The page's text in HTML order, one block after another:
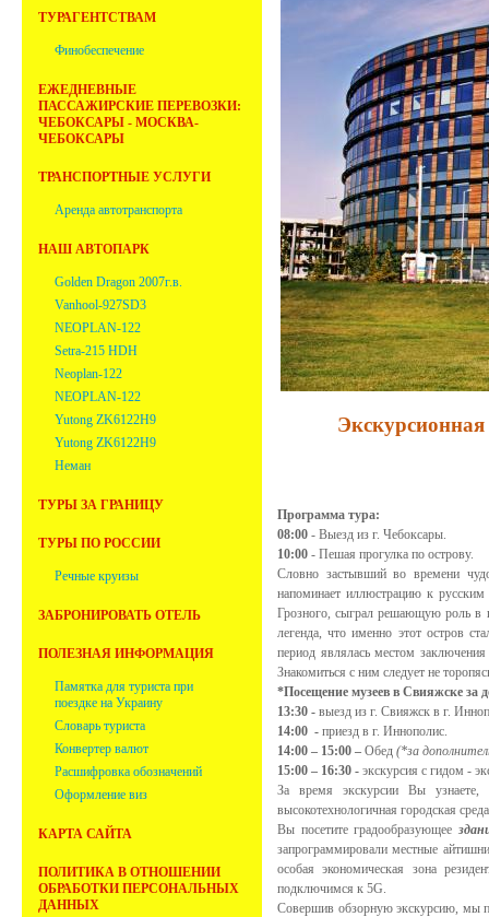
ТУРАГЕНТСТВАМ
Финобеспечение
ЕЖЕДНЕВНЫЕ
ПАССАЖИРСКИЕ ПЕРЕВОЗКИ:
ЧЕБОКСАРЫ - МОСКВА-
ЧЕБОКСАРЫ
ТРАНСПОРТНЫЕ УСЛУГИ
Аренда автотранспорта
НАШ АВТОПАРК
Golden Dragon 2007г.в.
Vanhool-927SD3
NEOPLAN-122
Setra-215 HDH
Neoplan-122
NEOPLAN-122
Yutong ZK6122H9
Yutong ZK6122H9
Неман
ТУРЫ ЗА ГРАНИЦУ
ТУРЫ ПО РОССИИ
Речные круизы
ЗАБРОНИРОВАТЬ ОТЕЛЬ
ПОЛЕЗНАЯ ИНФОРМАЦИЯ
Памятка для туриста при
поездке на Украину
Словарь туриста
Конвертер валют
Расшифровка обозначений
Оформление виз
КАРТА САЙТА
ПОЛИТИКА В ОТНОШЕНИИ
ОБРАБОТКИ ПЕРСОНАЛЬНЫХ
ДАННЫХ
Экскурсионная
Программа тура:
08:00 - Выезд из г. Чебоксары.
10:00 - Пешая прогулка по острову.
Словно застывший во времени
напоминает иллюстрацию к
Грозного, сыграл решающую роль в
легенда, что именно этот остров
период являлась местом
Знакомиться с ним следует не
*Посещение музеев в Свияжске за
13:30 - выезд из г. Свияжск в г.
14:00 - приезд в г. Иннополис.
14:00 – 15:00 – Обед (*за
15:00 – 16:30 - экскурсия с гидом -
За время экскурсии Вы узнаете,
высокотехнологичная городская
Вы посетите градообразующее
запрограммировали местные
особая экономическая зона
подключимся к 5G.
Совершив обзорную экскурсию, мы